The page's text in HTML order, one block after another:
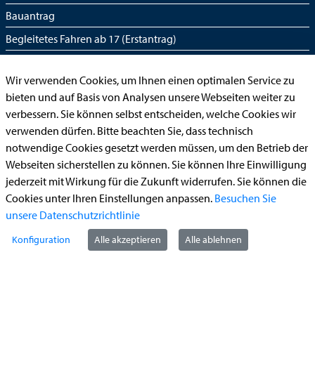
Bauantrag
Begleitetes Fahren ab 17 (Erstantrag)
Reiterplakette (Verlängerungsantrag online)
Ummeldung zugelassenes Fahrzeug
Kontakt
StädteRegion Aachen
52070Aachen
Wir verwenden Cookies, um Ihnen einen optimalen Service zu
bieten und auf Basis von Analysen unsere Webseiten weiter zu
verbessern. Sie können selbst entscheiden, welche Cookies wir
verwenden dürfen. Bitte beachten Sie, dass technisch
notwendige Cookies gesetzt werden müssen, um den Betrieb der
Webseiten sicherstellen zu können. Sie können Ihre Einwilligung
jederzeit mit Wirkung für die Zukunft widerrufen. Sie können die
Cookies unter Ihren Einstellungen anpassen. Besuchen Sie
unsere Datenschutzrichtlinie
Konfiguration Alle akzeptieren Alle ablehnen